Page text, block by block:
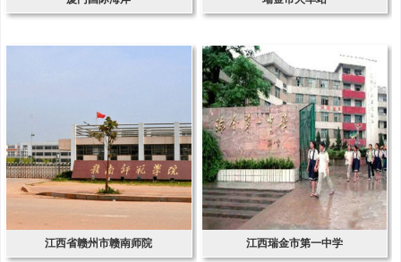
江西省赣州市赣南师院 江西瑞金市第一中学